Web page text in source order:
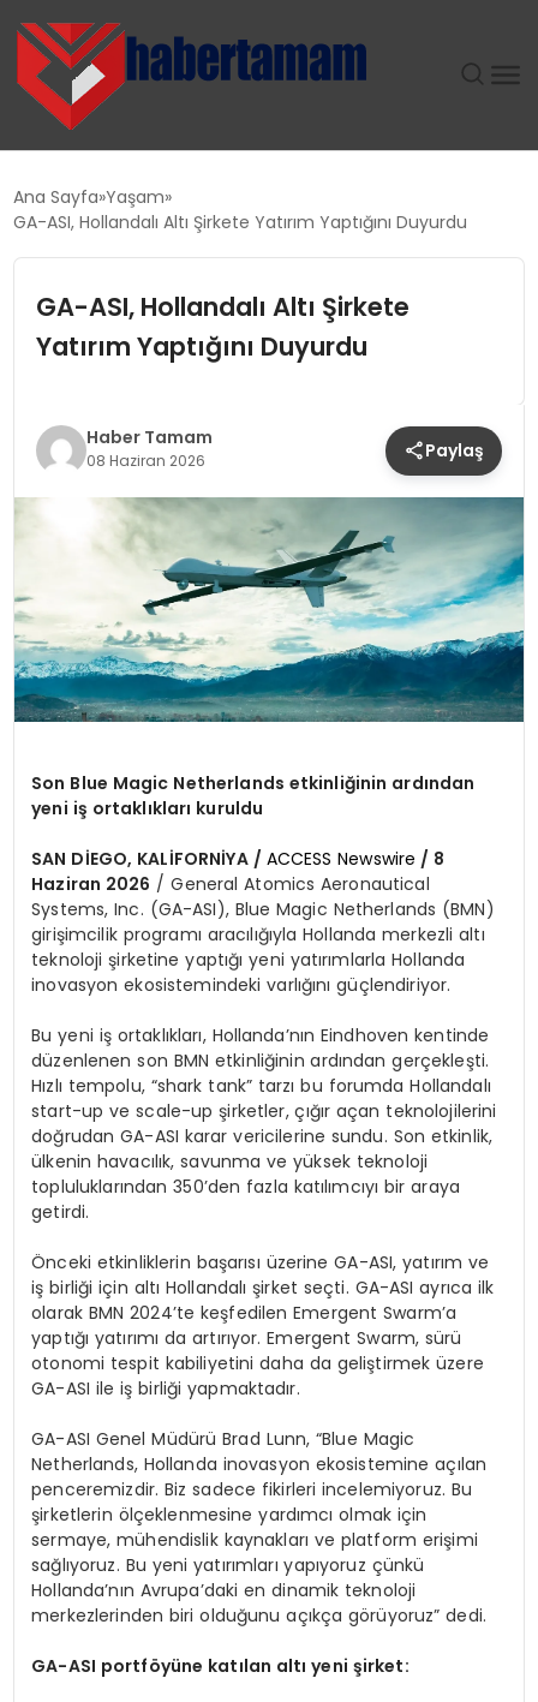
SPOR
EKONOMI
MAGAZIN
EĞITIM
YAŞAM
Ana Sayfa Yaşam
GA-ASI, Hollandalı Altı Şirkete Yatırım Yaptığını Duyurdu
GA-ASI, Hollandalı Altı Şirkete
Yatırım Yaptığını Duyurdu
Haber Tamam
08 Haziran 2026 Paylaş
Son Blue Magic Netherlands etkinliğinin ardından
yeni iş ortaklıkları kuruldu
SAN DİEGO, KALİFORNİYA / ACCESS Newswire / 8
Haziran 2026 / General Atomics Aeronautical
Systems, Inc. (GA-ASI), Blue Magic Netherlands (BMN)
girişimcilik programı aracılığıyla Hollanda merkezli altı
teknoloji şirketine yaptığı yeni yatırımlarla Hollanda
inovasyon ekosistemindeki varlığını güçlendiriyor.
Bu yeni iş ortaklıkları, Hollanda’nın Eindhoven kentinde
düzenlenen son BMN etkinliğinin ardından gerçekleşti.
Hızlı tempolu, “shark tank” tarzı bu forumda Hollandalı
start-up ve scale-up şirketler, çığır açan teknolojilerini
doğrudan GA-ASI karar vericilerine sundu. Son etkinlik,
ülkenin havacılık, savunma ve yüksek teknoloji
topluluklarından 350’den fazla katılımcıyı bir araya
getirdi.
Önceki etkinliklerin başarısı üzerine GA-ASI, yatırım ve
iş birliği için altı Hollandalı şirket seçti. GA-ASI ayrıca ilk
olarak BMN 2024’te keşfedilen Emergent Swarm’a
yaptığı yatırımı da artırıyor. Emergent Swarm, sürü
otonomi tespit kabiliyetini daha da geliştirmek üzere
GA-ASI ile iş birliği yapmaktadır.
GA-ASI Genel Müdürü Brad Lunn, “Blue Magic
Netherlands, Hollanda inovasyon ekosistemine açılan
penceremizdir. Biz sadece fikirleri incelemiyoruz. Bu
şirketlerin ölçeklenmesine yardımcı olmak için
sermaye, mühendislik kaynakları ve platform erişimi
sağlıyoruz. Bu yeni yatırımları yapıyoruz çünkü
Hollanda’nın Avrupa’daki en dinamik teknoloji
merkezlerinden biri olduğunu açıkça görüyoruz” dedi.
GA-ASI portföyüne katılan altı yeni şirket: